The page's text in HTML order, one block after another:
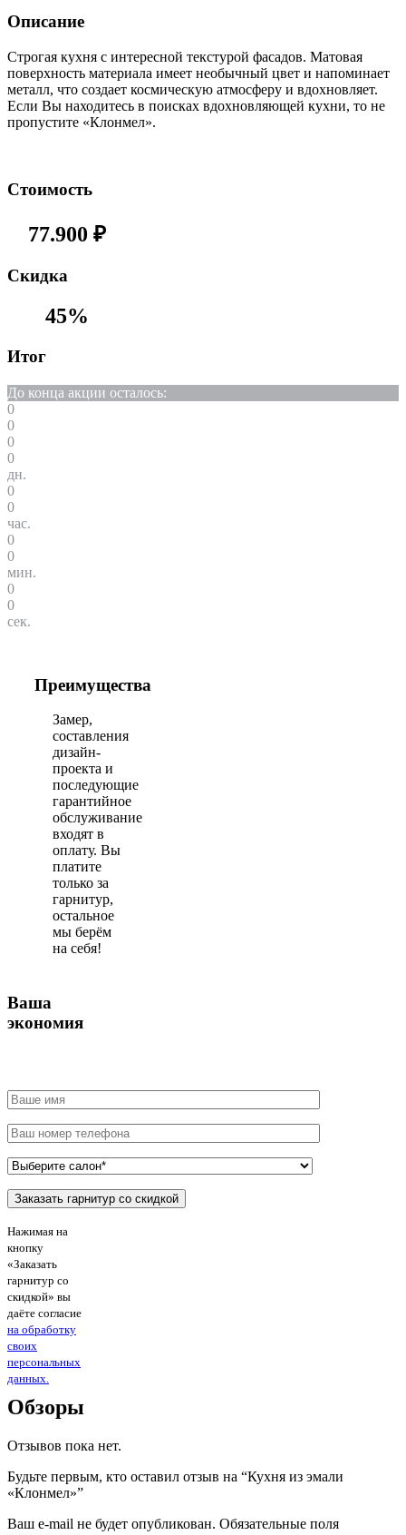
Описание
Строгая кухня с интересной текстурой фасадов. Матовая
поверхность материала имеет необычный цвет и напоминает
металл, что создает космическую атмосферу и вдохновляет.
Если Вы находитесь в поисках вдохновляющей кухни, то не
пропустите «Клонмел».
Стоимость
77.900₽
Cкидка
45%
Итог
До конца акции осталось:
0
0
0
0
дн.
0
0
час.
0
0
мин.
0
0
сек.
Преимущества
Замер,
составления
дизайн-
проекта и
последующие
гарантийное
обслуживание
входят в
оплату. Вы
платите
только за
гарнитур,
остальное
мы берём
на себя!
Ваша
экономия
Нажимая на
кнопку
«Заказать
гарнитур со
скидкой» вы
даёте согласие
на обработку
своих
персональных
данных.
Обзоры
Отзывов пока нет.
Будьте первым, кто оставил отзыв на “Кухня из эмали
«Клонмел»”
Ваш e-mail не будет опубликован. Обязательные поля